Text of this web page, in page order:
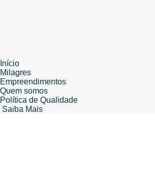
Início
Milagres
Empreendimentos
Quem somos
Política de Qualidade
Saiba Mais